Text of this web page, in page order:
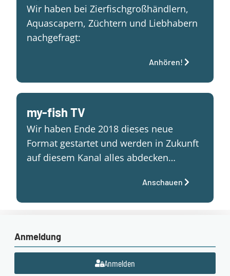
Wir haben bei Zierfischgroßhändlern,
Aquascapern, Züchtern und Liebhabern
nachgefragt:
Anhören!
my-fish TV
Wir haben Ende 2018 dieses neue
Format gestartet und werden in Zukunft
auf diesem Kanal alles abdecken…
Anschauen
Anmeldung
Anmelden